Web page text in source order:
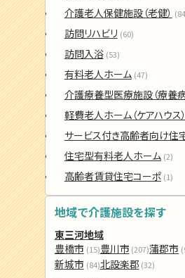
介護老人保健施設（老健）
訪問リハビリ (60)
訪問入浴 (53)
有料老人ホーム (47)
介護療養型医療施設（療養病
軽費老人ホーム（ケアハウス）
サービス付き高齢者向け住
住宅型有料老人ホーム (2)
高齢者賃貸住宅コーポ (1)
地域で介護施設を探す
東三河地域
豊橋市 (15)豊川市 (207)蒲郡市
新城市 (84)北設楽郡 (32)